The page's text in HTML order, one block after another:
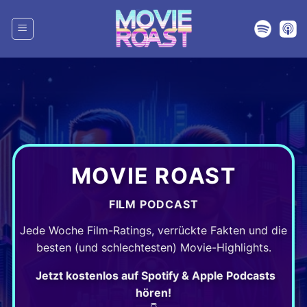
Inhalt
springen
MOVIE ROAST
FILM PODCAST
Jede Woche Film-Ratings, verrückte Fakten und die
besten (und schlechtesten) Movie-Highlights.
Jetzt kostenlos auf Spotify & Apple Podcasts
hören!